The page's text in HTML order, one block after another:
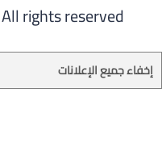
rights reserved ©
إخفاء جميع الإعلانات